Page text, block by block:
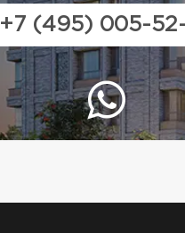
+7 (495) 005-